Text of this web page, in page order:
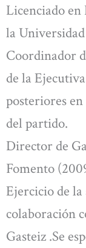
Licenciado
la
Coordinador
de la
posteriores
del partido.
Director de
Fomento
Ejercicio de
colaboración
Gasteiz .Se